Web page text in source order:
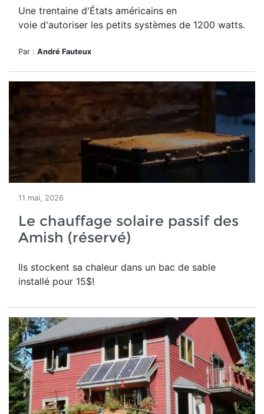
Une trentaine d'États américains en
voie d'autoriser les petits systèmes de 1200 watts.
Par : André Fauteux
11 mai, 2026
Le chauffage solaire passif des
Amish (réservé)
Ils stockent sa chaleur dans un bac de sable
installé pour 15$!